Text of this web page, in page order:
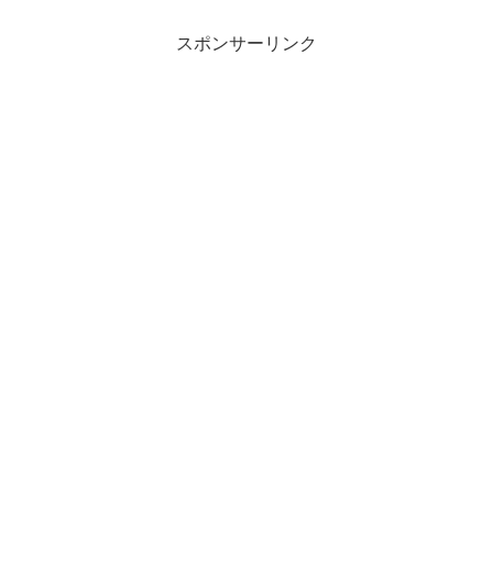
スポンサーリンク